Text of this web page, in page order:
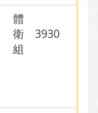
體
衛
組
3930